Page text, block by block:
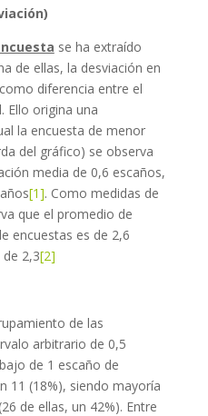
se ha extraído
de ellas, la desviación en
diferencia entre el
Ello origina una
la encuesta de menor
del gráfico) se observa
media de 0,6 escaños,
[1]. Como medidas de
que el promedio de
encuestas es de 2,6
2,3[2]
de las
arbitrario de 0,5
de 1 escaño de
11 (18%), siendo mayoría
de ellas, un 42%). Entre